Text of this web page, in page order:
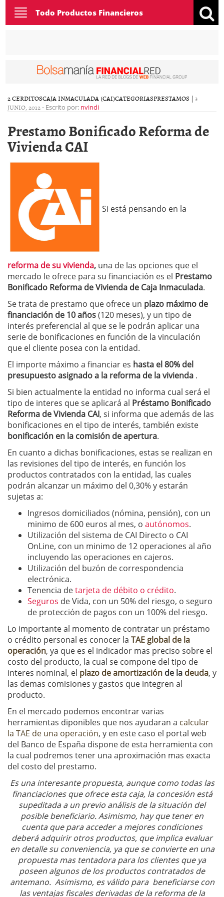
Toggle
navigation
Todo Productos Financieros
2 CERDITOSCAJA INMACULADA (CAI)CATEGORIASPRESTAMOS | 3
JUNIO, 2012- Escrito por: nvindi
Prestamo Bonificado Reforma de
Vivienda CAI
Si está pensando en la
reforma de su vivienda, una de las opciones que el
mercado le ofrece para su financiación es el Prestamo
Bonificado Reforma de Vivienda de Caja Inmaculada.
Se trata de prestamo que ofrece un plazo máximo de
financiación de 10 años(120 meses), y un tipo de
interés preferencial al que se le podrán aplicar una
serie de bonificaciones en función de la vinculación
que el cliente posea con la entidad.
El importe máximo a financiar es hasta el 80% del
presupuesto asignado a la reforma de la vivienda .
Si bien actualmente la entidad no informa cual será el
tipo de interes que se aplicará al Préstamo Bonificado
Reforma de Vivienda CAI, si informa que además de las
bonificaciones en el tipo de interés, también existe
bonificación en la comisión de apertura.
En cuanto a dichas bonificaciones, estas se realizan en
las revisiones del tipo de interés, en función los
productos contratados con la entidad, las cuales
podrán alcanzar un máximo del 0,30% y estarán
sujetas a:
Ingresos domiciliados (nómina, pensión), con un
minimo de 600 euros al mes, o autónomos.
Utilización del sistema de CAI Directo o CAI
OnLine, con un minimo de 12 operaciones al año
incluyendo las operaciones en cajeros.
Utilización del buzón de correspondencia
electrónica.
Tenencia detarjeta de débito o crédito.
Seguros de Vida, con un 50% del riesgo, o seguro
de protección de pagos con un 100% del riesgo.
Lo importante al momento de contratar un préstamo
o crédito personal es conocer la TAE global de la
operación, ya que es el indicador mas preciso sobre el
costo del producto, la cual se compone del tipo de
interes nominal, el plazo de amortización de la deuda, y
las demas comisiones y gastos que integren al
producto.
En el mercado podemos encontrar varias
herramientas diponibles que nos ayudaran a calcular
la TAE de una operación, y en este caso el portal web
del Banco de España dispone de esta herramienta con
la cual podremos tener una aproximación mas exacta
del costo del prestamo.
Es una interesante propuesta, aunque como todas las
financiaciones que ofrece esta caja, la concesión está
supeditada a un previo análisis de la situación del
posible beneficiario. Asimismo, hay que tener en
cuenta que para acceder a mejores condiciones
deberá adquirir otros productos, que implica evaluar
en detalle su conveniencia, ya que se convierte en una
propuesta mas tentadora para los clientes que ya
poseen algunos de los productos contratados de
antemano. Asimismo, es válido para beneficiarse con
las ventajas fiscales derivadas de la reforma de la